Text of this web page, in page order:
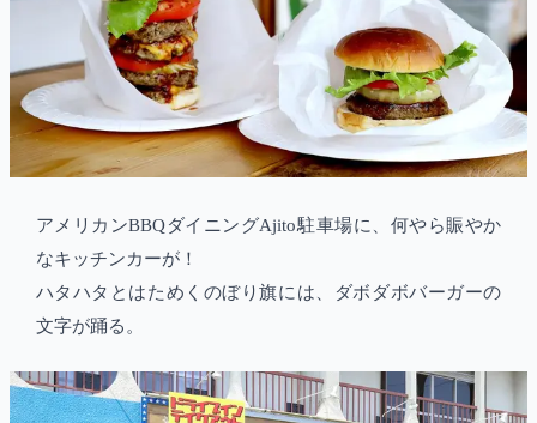
アメリカンBBQダイニングAjito駐車場に、何やら賑やか
なキッチンカーが！
ハタハタとはためくのぼり旗には、ダボダボバーガーの
文字が踊る。